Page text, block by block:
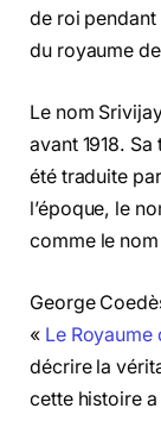
de roi pendant
du royaume
Le nom
avant 1918.
été traduite
l’époque, le
comme le nom
George
« Le
décrire la
cette histoire